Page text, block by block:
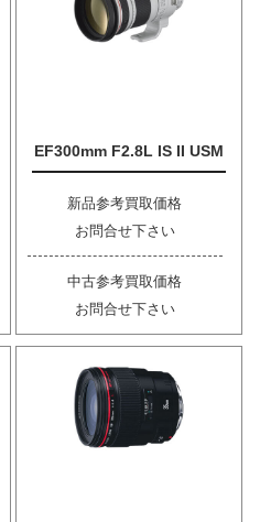
EF300mm F2.8L IS II USM
新品参考買取価格
お問合せ下さい
中古参考買取価格
お問合せ下さい